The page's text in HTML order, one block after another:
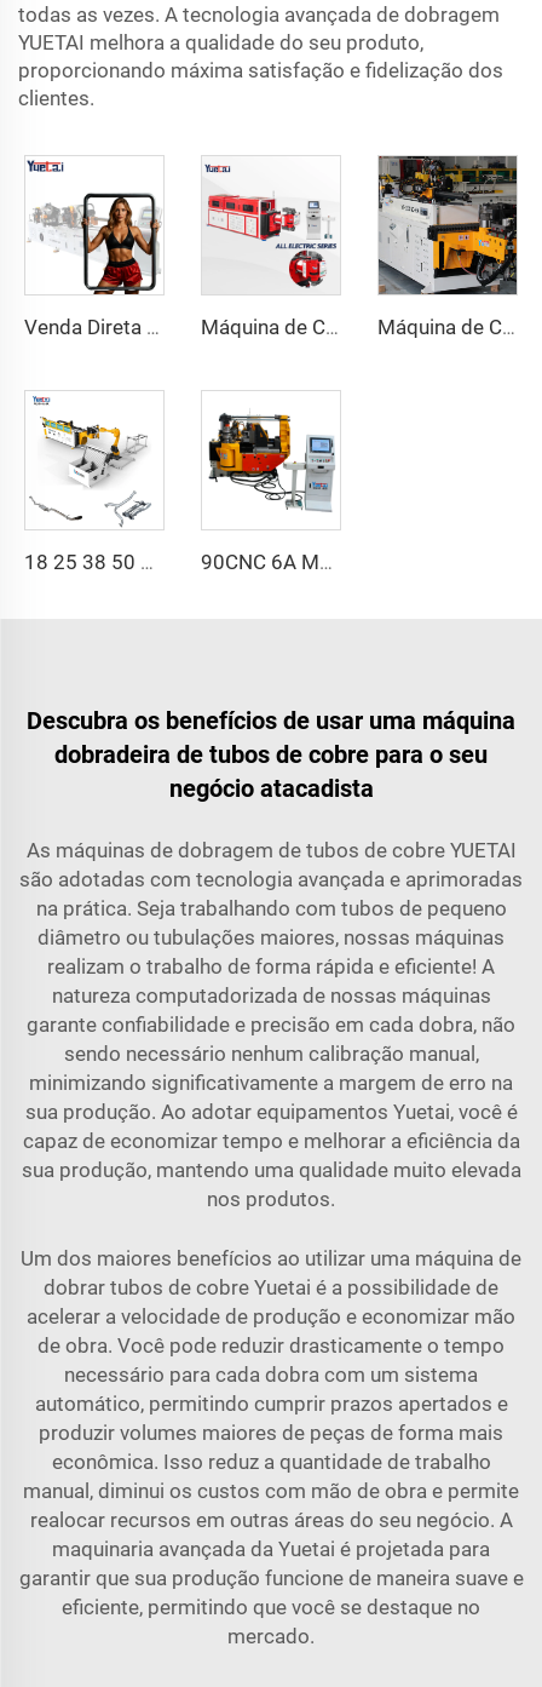
todas as vezes. A tecnologia avançada de dobragem
YUETAI melhora a qualidade do seu produto,
proporcionando máxima satisfação e fidelização dos
clientes.
Venda Direta de Fábrica Dobra de Cabeça Dupla Automática Hidráulica Dobra de Tubo em Aço Carbono Máquina de Dobrar Tubos e Tubos Máquina de Curvar Tubos de Série CNC Automática Totalmente Elétrica Rotativa Bidirecional para Tubos de Aço e Metal Máquina de Curvatura de Tubos CNC Automática com Braços Duplos Sistema de Conformação Bidirecional Simultânea para Canos de Escapamento e Corrimãos
18 25 38 50 CNC 4A 2S Máquina de Curvir Tubos Automática e Máquinas de Curvir Tubos de Aço Preço com Empurrão 1 Polegada 2 Polegadas 3 Polegadas Linha 90CNC 6A MS Máquina de Curvar Tubos CNC Ferro Tubulação Quadrada com Motor para Alumínio e Aço Inoxidável Tubos de Cobre
Descubra os benefícios de usar uma máquina
dobradeira de tubos de cobre para o seu
negócio atacadista
As máquinas de dobragem de tubos de cobre YUETAI
são adotadas com tecnologia avançada e aprimoradas
na prática. Seja trabalhando com tubos de pequeno
diâmetro ou tubulações maiores, nossas máquinas
realizam o trabalho de forma rápida e eficiente! A
natureza computadorizada de nossas máquinas
garante confiabilidade e precisão em cada dobra, não
sendo necessário nenhum calibração manual,
minimizando significativamente a margem de erro na
sua produção. Ao adotar equipamentos Yuetai, você é
capaz de economizar tempo e melhorar a eficiência da
sua produção, mantendo uma qualidade muito elevada
nos produtos.
Um dos maiores benefícios ao utilizar uma máquina de
dobrar tubos de cobre Yuetai é a possibilidade de
acelerar a velocidade de produção e economizar mão
de obra. Você pode reduzir drasticamente o tempo
necessário para cada dobra com um sistema
automático, permitindo cumprir prazos apertados e
produzir volumes maiores de peças de forma mais
econômica. Isso reduz a quantidade de trabalho
manual, diminui os custos com mão de obra e permite
realocar recursos em outras áreas do seu negócio. A
maquinaria avançada da Yuetai é projetada para
garantir que sua produção funcione de maneira suave e
eficiente, permitindo que você se destaque no
mercado.